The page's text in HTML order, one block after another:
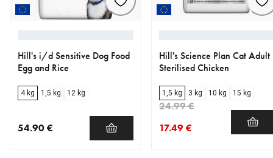
Hill's i/d Sensitive Dog Food
Egg and Rice
4 kg 1,5 kg 12 kg
54.90 €
Hill's Science Plan Cat Adult
Sterilised Chicken
1,5 kg 3 kg 10 kg 15 kg
17.49 €
24.99 €